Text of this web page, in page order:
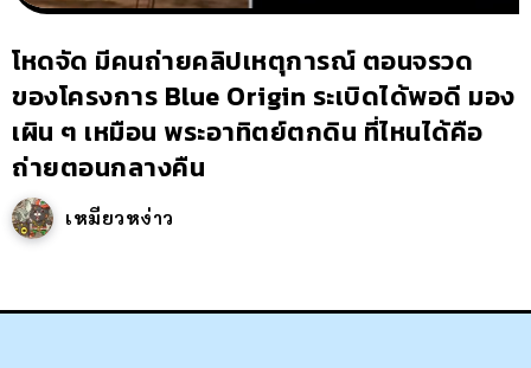
โหดจัด มีคนถ่ายคลิปเหตุการณ์ ตอนจรวด
ของโครงการ Blue Origin ระเบิดได้พอดี มอง
เผิน ๆ เหมือน พระอาทิตย์ตกดิน ที่ไหนได้คือ
ถ่ายตอนกลางคืน
เหมียวหง่าว